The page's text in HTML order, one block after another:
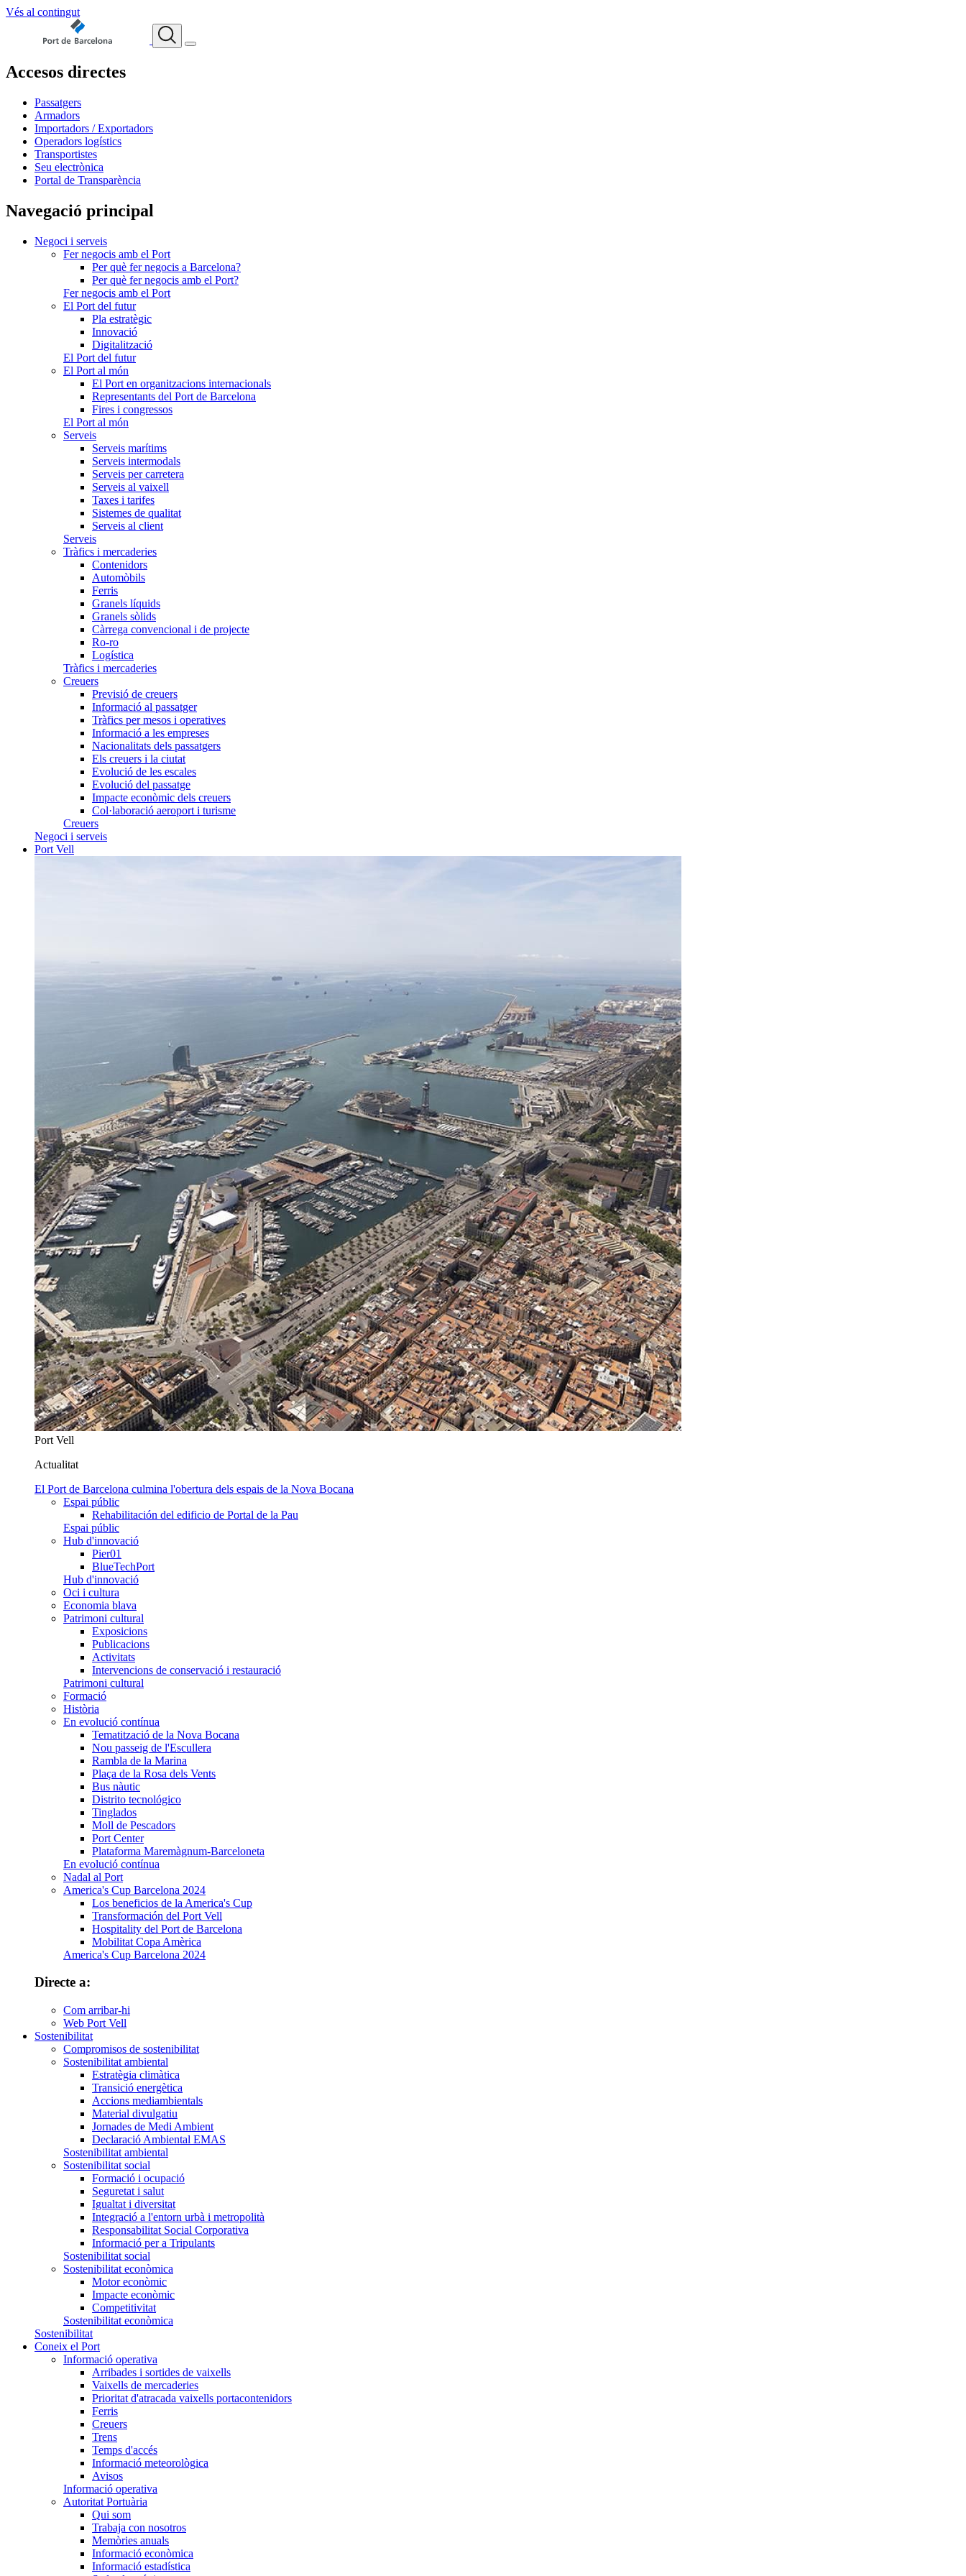
Vés al contingut
Accesos directes
Passatgers
Armadors
Importadors / Exportadors
Operadors logístics
Transportistes
Seu electrònica
Portal de Transparència
Navegació principal
Negoci i serveis
Fer negocis amb el Port
Per què fer negocis a Barcelona?
Per què fer negocis amb el Port?
Fer negocis amb el Port
El Port del futur
Pla estratègic
Innovació
Digitalització
El Port del futur
El Port al món
El Port en organitzacions internacionals
Representants del Port de Barcelona
Fires i congressos
El Port al món
Serveis
Serveis marítims
Serveis intermodals
Serveis per carretera
Serveis al vaixell
Taxes i tarifes
Sistemes de qualitat
Serveis al client
Serveis
Tràfics i mercaderies
Contenidors
Automòbils
Ferris
Granels líquids
Granels sòlids
Càrrega convencional i de projecte
Ro-ro
Logística
Tràfics i mercaderies
Creuers
Previsió de creuers
Informació al passatger
Tràfics per mesos i operatives
Informació a les empreses
Nacionalitats dels passatgers
Els creuers i la ciutat
Evolució de les escales
Evolució del passatge
Impacte econòmic dels creuers
Col·laboració aeroport i turisme
Creuers
Negoci i serveis
Port Vell
Port Vell
Actualitat
El Port de Barcelona culmina l'obertura dels espais de la Nova Bocana
Espai públic
Rehabilitación del edificio de Portal de la Pau
Espai públic
Hub d'innovació
Pier01
BlueTechPort
Hub d'innovació
Oci i cultura
Economia blava
Patrimoni cultural
Exposicions
Publicacions
Activitats
Intervencions de conservació i restauració
Patrimoni cultural
Formació
Història
En evolució contínua
Tematització de la Nova Bocana
Nou passeig de l'Escullera
Rambla de la Marina
Plaça de la Rosa dels Vents
Bus nàutic
Distrito tecnológico
Tinglados
Moll de Pescadors
Port Center
Plataforma Maremàgnum-Barceloneta
En evolució contínua
Nadal al Port
America's Cup Barcelona 2024
Los beneficios de la America's Cup
Transformación del Port Vell
Hospitality del Port de Barcelona
Mobilitat Copa Amèrica
America's Cup Barcelona 2024
Directe a:
Com arribar-hi
Web Port Vell
Sostenibilitat
Compromisos de sostenibilitat
Sostenibilitat ambiental
Estratègia climàtica
Transició energètica
Accions mediambientals
Material divulgatiu
Jornades de Medi Ambient
Declaració Ambiental EMAS
Sostenibilitat ambiental
Sostenibilitat social
Formació i ocupació
Seguretat i salut
Igualtat i diversitat
Integració a l'entorn urbà i metropolità
Responsabilitat Social Corporativa
Informació per a Tripulants
Sostenibilitat social
Sostenibilitat econòmica
Motor econòmic
Impacte econòmic
Competitivitat
Sostenibilitat econòmica
Sostenibilitat
Coneix el Port
Informació operativa
Arribades i sortides de vaixells
Vaixells de mercaderies
Prioritat d'atracada vaixells portacontenidors
Ferris
Creuers
Trens
Temps d'accés
Informació meteorològica
Avisos
Informació operativa
Autoritat Portuària
Qui som
Trabaja con nosotros
Memòries anuals
Informació econòmica
Informació estadística